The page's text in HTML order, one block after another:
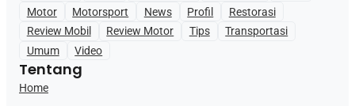
Motor
Motorsport News Profil
Restorasi
Review Mobil
Review Motor Tips
Transportasi
Umum
Video
Tentang
Home